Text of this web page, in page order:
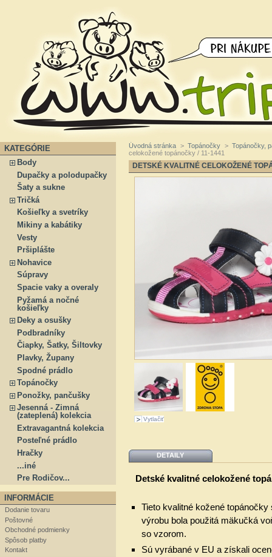
KATEGÓRIE
Body
Dupačky a polodupačky
Šaty a sukne
Tričká
Košieľky a svetríky
Mikiny a kabátiky
Vesty
Pršiplášte
Nohavice
Súpravy
Spacie vaky a overaly
Pyžamá a nočné
košieľky
Deky a osušky
Podbradníky
Čiapky, Šatky, Šiltovky
Plavky, Župany
Spodné prádlo
Topánočky
Ponožky, pančušky
Jesenná - Zimná
(zateplená) kolekcia
Extravagantná kolekcia
Posteľné prádlo
Hračky
...iné
Pre Rodičov...
INFORMÁCIE
Dodanie tovaru
Poštovné
Obchodné podmienky
Spôsob platby
Kontakt
Úvodná stránka > Topánočky > Topánočky,
celokožené topánočky / 11-1441
DETSKÉ KVALITNÉ CELOKOŽENÉ
Vytlačiť
DETAILY
Detské kvalitné celokožené
Tieto kvalitné kožené
výrobu bola použitá mäkučká
so vzorom.
Sú vyrábané v EU a získali